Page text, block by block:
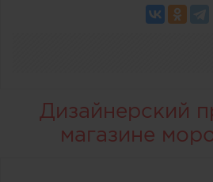
Дизайнерский
магазине